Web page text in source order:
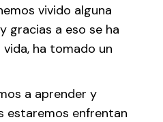
vivido alguna
gracias a eso se ha
ha tomado un
a aprender y
estaremos enfrentan